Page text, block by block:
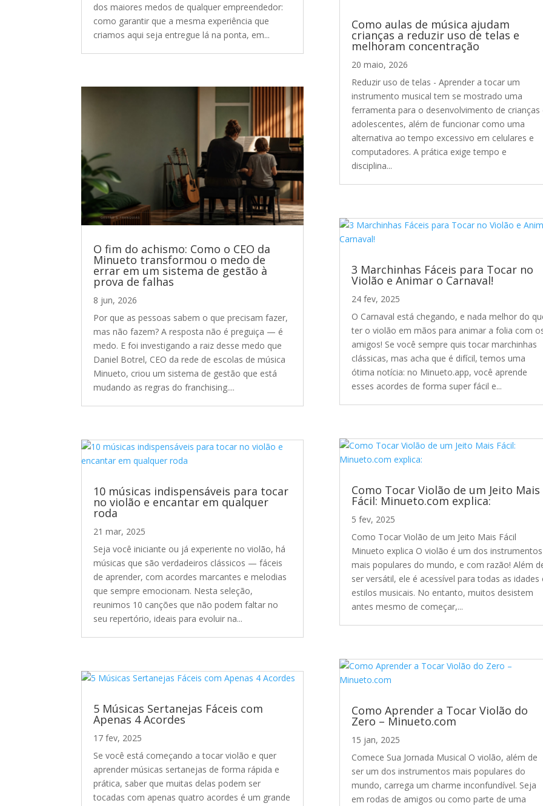
dos maiores medos de qualquer empreendedor:
como garantir que a mesma experiência que
criamos aqui seja entregue lá na ponta, em...
O fim do achismo: Como o CEO da
Minueto transformou o medo de
errar em um sistema de gestão à
prova de falhas
8 jun, 2026
Por que as pessoas sabem o que precisam fazer,
mas não fazem? A resposta não é preguiça — é
medo. E foi investigando a raiz desse medo que
Daniel Botrel, CEO da rede de escolas de música
Minueto, criou um sistema de gestão que está
mudando as regras do franchising....
10 músicas indispensáveis para tocar
no violão e encantar em qualquer
roda
21 mar, 2025
Seja você iniciante ou já experiente no violão, há
músicas que são verdadeiros clássicos — fáceis
de aprender, com acordes marcantes e melodias
que sempre emocionam. Nesta seleção,
reunimos 10 canções que não podem faltar no
seu repertório, ideais para evoluir na...
5 Músicas Sertanejas Fáceis com
Apenas 4 Acordes
17 fev, 2025
Se você está começando a tocar violão e quer
aprender músicas sertanejas de forma rápida e
prática, saber que muitas delas podem ser
tocadas com apenas quatro acordes é um grande
Como aulas de música ajudam
crianças a reduzir uso de telas e
melhoram concentração
20 maio, 2026
Reduzir uso de telas - Aprender a tocar um
instrumento musical tem se mostrado uma
ferramenta para o desenvolvimento de crianças
adolescentes, além de funcionar como uma
alternativa ao tempo excessivo em celulares e
computadores. A prática exige tempo e
disciplina...
3 Marchinhas Fáceis para Tocar no
Violão e Animar o Carnaval!
24 fev, 2025
O Carnaval está chegando, e nada melhor do
ter o violão em mãos para animar a folia com
amigos! Se você sempre quis tocar marchinhas
clássicas, mas acha que é difícil, temos uma
ótima notícia: no Minueto.app, você aprende
esses acordes de forma super fácil e...
Como Tocar Violão de um Jeito Mais
Fácil: Minueto.com explica:
5 fev, 2025
Como Tocar Violão de um Jeito Mais Fácil
Minueto explica O violão é um dos instrumentos
mais populares do mundo, e com razão! Além
ser versátil, ele é acessível para todas as idades
estilos musicais. No entanto, muitos desistem
antes mesmo de começar,...
Como Aprender a Tocar Violão do
Zero – Minueto.com
15 jan, 2025
Comece Sua Jornada Musical O violão, além de
ser um dos instrumentos mais populares do
mundo, carrega um charme inconfundível. Seja
em rodas de amigos ou como parte de uma